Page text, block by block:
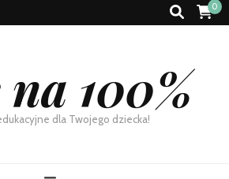
0
na 100%
dla Twojego dziecka!